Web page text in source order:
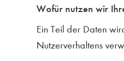
Wofür nutzen wir
Ein Teil der Daten
Nutzerverhaltens